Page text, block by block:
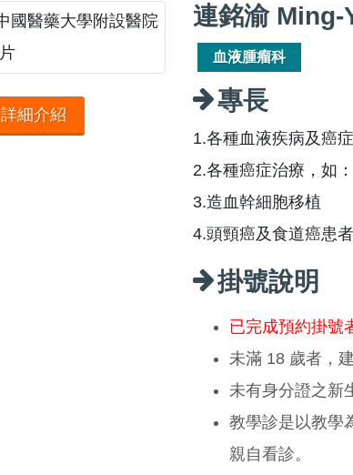
詳細介紹
連銘渝 Ming-
血液腫瘤科
專長
1.各種血液疾病及癌
2.各種癌症治療，如
3.造血幹細胞移植
4.頭頸癌及食道癌患
掛號說明
已完成預約掛號
未滿 18 歲者，
未有身分證之新
教學診是以教學
親自看診。